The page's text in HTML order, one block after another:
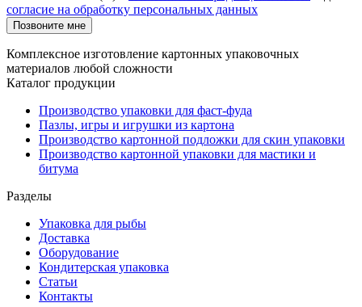
согласие на обработку персональных данных
Позвоните мне
Комплексное изготовление картонных упаковочных
материалов любой сложности
Каталог продукции
Производство упаковки для фаст-фуда
Пазлы, игры и игрушки из картона
Производство картонной подложки для скин упаковки
Производство картонной упаковки для мастики и
битума
Разделы
Упаковка для рыбы
Доставка
Оборудование
Кондитерская упаковка
Статьи
Контакты